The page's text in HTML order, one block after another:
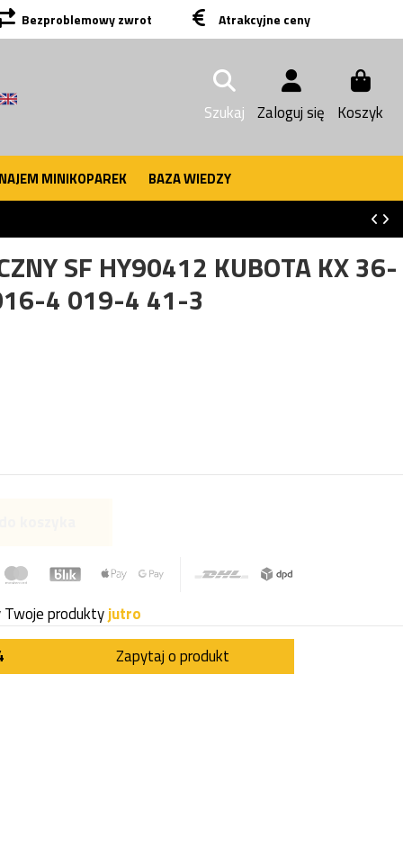
Bezproblemowy zwrot Atrakcyjne ceny
Szukaj Zaloguj się Koszyk
MINIKOPAREK BAZA WIEDZY
SF HY90412 KUBOTA KX 36-
4 019-4 41-3
produktyjutro
Zapytaj o produkt